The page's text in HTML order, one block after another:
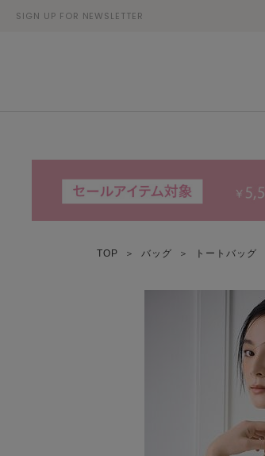
SIGN UP FOR NEWSLETTER
TOP ＞ バッグ ＞ トートバッグ